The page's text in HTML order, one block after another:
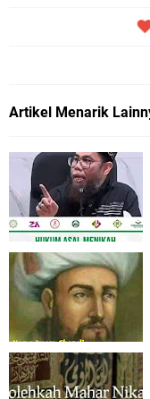
Artikel Menarik